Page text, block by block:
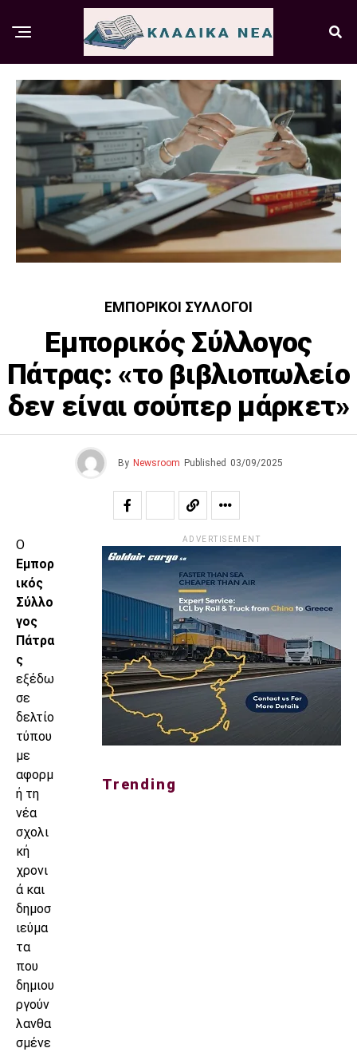
ΕΜΠΟΡΙΚΟΊ ΣΎΛΛΟΓΟΙ
Εμπορικός Σύλλογος
Πάτρας: «το βιβλιοπωλείο
δεν είναι σούπερ μάρκετ»
By Newsroom Published 03/09/2025
Ο
Εμπορ
ικός
Σύλλο
γος
Πάτρα
ς
εξέδω
σε
δελτίο
τύπου
με
αφορμ
ή τη
νέα
σχολι
κή
χρονι
ά και
δημοσ
ιεύμα
τα
που
δημιου
ργούν
λανθα
σμένε
ADVERTISEMENT
Trending